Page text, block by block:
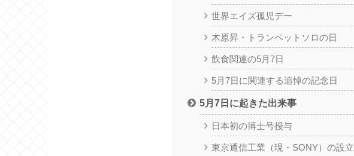
世界エイズ孤児デー
木原昇・トランペットソロの日
飲食関連の5月7日
5月7日に関連する追悼の記念日
5月7日に起きた出来事
日本初の博士号授与
東京通信工業（現・SONY）の設立